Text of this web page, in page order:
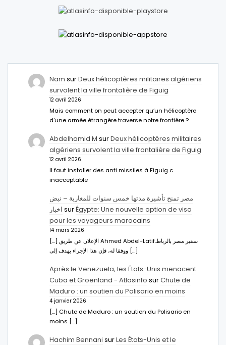
Nam surDeux hélicoptères militaires algériens
survolent la ville frontalière de Figuig
12 avril 2026
Mais comment on peut accepter qu’un hélicoptère
d’une armée étrangère traverse notre frontière ?
Abdelhamid M surDeux hélicoptères militaires
algériens survolent la ville frontalière de Figuig
12 avril 2026
Il faut installer des anti missiles à Figuig c
inacceptable
مصر تمنح تأشيرة مدتها خمس سنوات للمغاربة – نبض
اخبار surÉgypte: Une nouvelle option de visa
pour les voyageurs marocains
14 mars 2026
[…] الإعلان عن طريق Ahmed Abdel-Latifسفير مصر بالرباط.
ووفقا له، فإن هذا الإجراء يهدف إلى […]
Après le Venezuela, les États-Unis menacent
Cuba et Groenland - Atlasinfo surChute de
Maduro : un soutien du Polisario en moins
4 janvier 2026
[…] Chute de Maduro : un soutien du Polisario en
moins […]
Hachim Bennani surLes États-Unis et le